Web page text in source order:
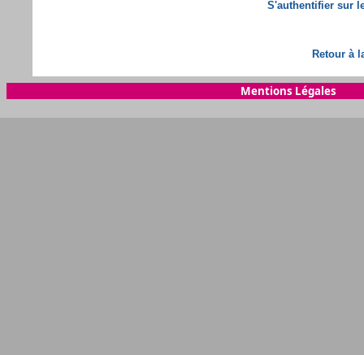
S'authentifier sur
Retour à
Mentions Légales